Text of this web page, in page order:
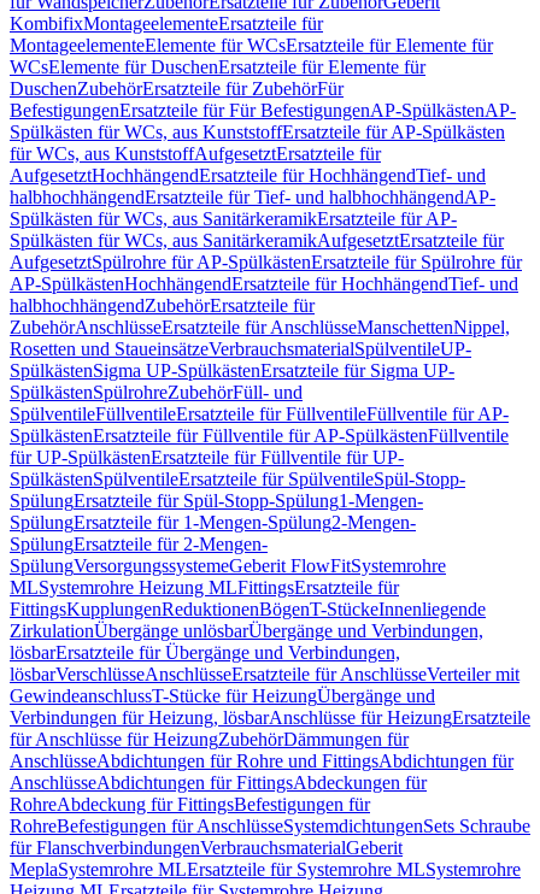
KombifixMontageelementeErsatzteile für
MontageelementeElemente für WCsErsatzteile für Elemente für
WCsElemente für DuschenErsatzteile für Elemente für
DuschenZubehörErsatzteile für ZubehörFür
BefestigungenErsatzteile für Für BefestigungenAP-SpülkästenAP-
Spülkästen für WCs, aus KunststoffErsatzteile für AP-Spülkästen
für WCs, aus KunststoffAufgesetztErsatzteile für
AufgesetztHochhängendErsatzteile für HochhängendTief- und
halbhochhängendErsatzteile für Tief- und halbhochhängendAP-
Spülkästen für WCs, aus SanitärkeramikErsatzteile für AP-
Spülkästen für WCs, aus SanitärkeramikAufgesetztErsatzteile für
AufgesetztSpülrohre für AP-SpülkästenErsatzteile für Spülrohre für
AP-SpülkästenHochhängendErsatzteile für HochhängendTief- und
halbhochhängendZubehörErsatzteile für
ZubehörAnschlüsseErsatzteile für AnschlüsseManschettenNippel,
Rosetten und StaueinsätzeVerbrauchsmaterialSpülventileUP-
SpülkästenSigma UP-SpülkästenErsatzteile für Sigma UP-
SpülkästenSpülrohreZubehörFüll- und
SpülventileFüllventileErsatzteile für FüllventileFüllventile für AP-
SpülkästenErsatzteile für Füllventile für AP-SpülkästenFüllventile
für UP-SpülkästenErsatzteile für Füllventile für UP-
SpülkästenSpülventileErsatzteile für SpülventileSpül-Stopp-
SpülungErsatzteile für Spül-Stopp-Spülung1-Mengen-
SpülungErsatzteile für 1-Mengen-Spülung2-Mengen-
SpülungErsatzteile für 2-Mengen-
SpülungVersorgungssystemeGeberit FlowFitSystemrohre
MLSystemrohre Heizung MLFittingsErsatzteile für
FittingsKupplungenReduktionenBögenT-StückeInnenliegende
ZirkulationÜbergänge unlösbarÜbergänge und Verbindungen,
lösbarErsatzteile für Übergänge und Verbindungen,
lösbarVerschlüsseAnschlüsseErsatzteile für AnschlüsseVerteiler mit
GewindeanschlussT-Stücke für HeizungÜbergänge und
Verbindungen für Heizung, lösbarAnschlüsse für HeizungErsatzteile
für Anschlüsse für HeizungZubehörDämmungen für
AnschlüsseAbdichtungen für Rohre und FittingsAbdichtungen für
AnschlüsseAbdichtungen für FittingsAbdeckungen für
RohreAbdeckung für FittingsBefestigungen für
RohreBefestigungen für AnschlüsseSystemdichtungenSets Schraube
für FlanschverbindungenVerbrauchsmaterialGeberit
MeplaSystemrohre MLErsatzteile für Systemrohre MLSystemrohre